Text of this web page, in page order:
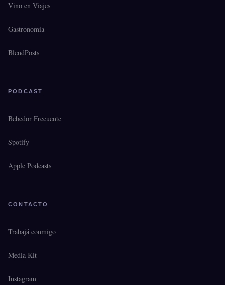
Vino en Viajes
Gastronomía
BlendPosts
PODCAST
Bebedor Frecuente
Spotify
Apple Podcasts
CONTACTO
Trabajá conmigo
Media Kit
Instagram